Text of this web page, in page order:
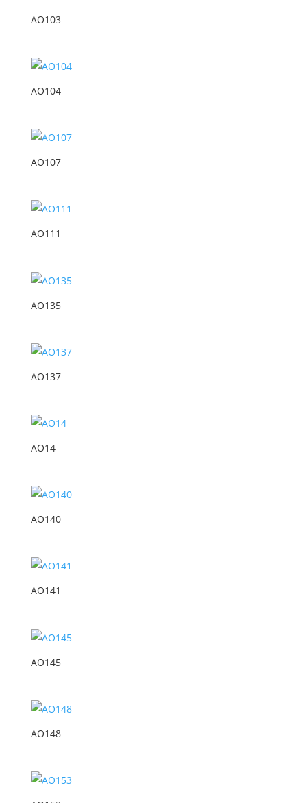
AO103
AO104
AO107
AO111
AO135
AO137
AO14
AO140
AO141
AO145
AO148